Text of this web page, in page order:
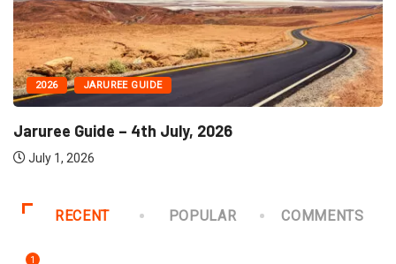
2026 JARUREE GUIDE
Guide – 4th July, 2026
1, 2026
RECENT POPULAR COMMENTS
1